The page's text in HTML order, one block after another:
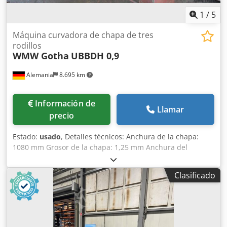
1 / 5
Alemania 8.695 km
Máquina curvadora de chapa de tres
rodillos
WMW Gotha UBBDH 0,9
Información de
precio
Llamar
Estado: usado, Detalles técnicos: Anchura de la chapa:
1080 mm Grosor de la chapa: 1,25 mm Anchura del
soporte: 1200 mm Dimensiones LxAnxAl: 1,9 x 0,6 x 0,9 m
Otras características: 2x rodillos dobladores: -Ø 63 x 1080
mm -el rodillo superior puede girarse hacia fuera -el
rodillo inferior tiene un rango de ajuste de 12 mm -
Accionamiento manual mediante manivela 1x rodillo de
desplazamiento: -Ø 63 x 1080 mm -giratorio Chjdpfx Aju
Icdyoc Uja -camino de ajuste aprox. 5mm *
Clasificado